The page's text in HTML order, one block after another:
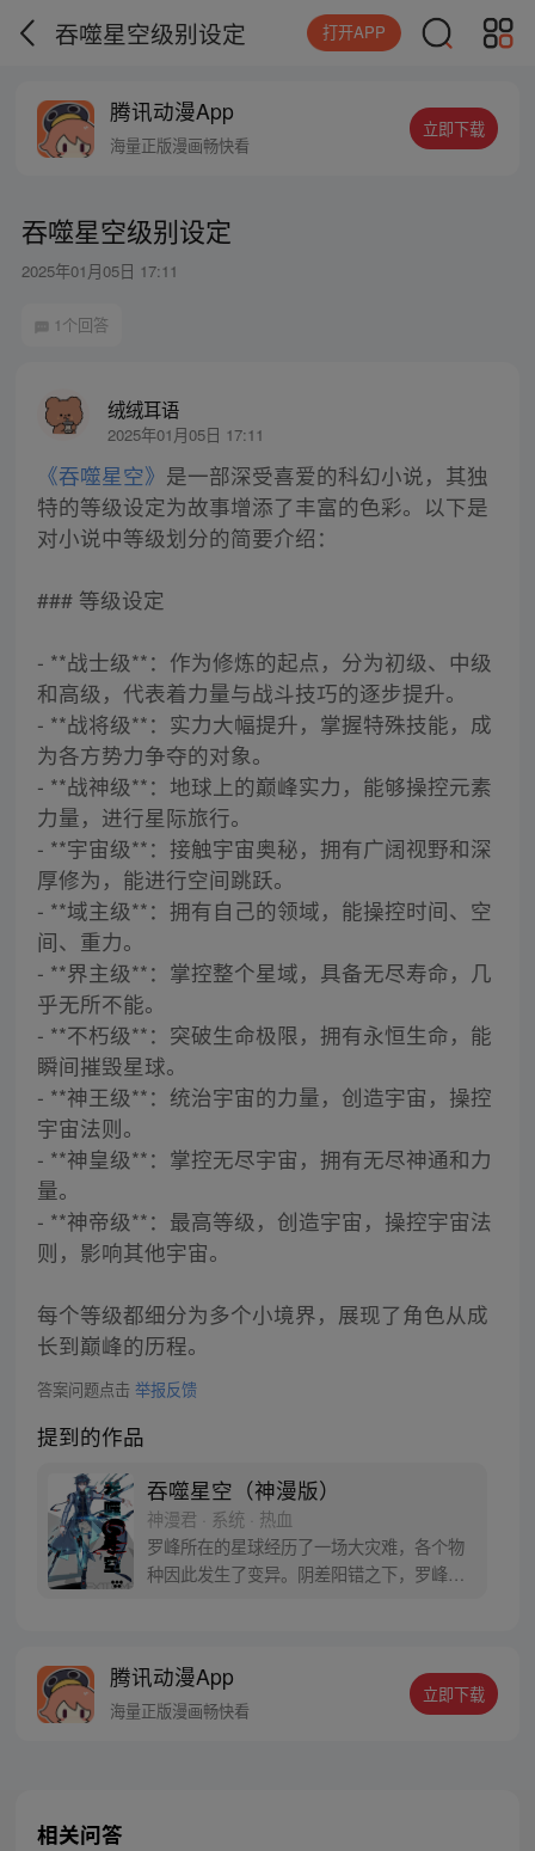
吞噬星空级别设定 打开APP
腾讯动漫App
海量正版漫画畅快看
立即下载
吞噬星空级别设定
2025年01月05日 17:11
1个回答
绒绒耳语
2025年01月05日 17:11
《吞噬星空》 是一部深受喜爱的科幻小说，其独
特的等级设定为故事增添了丰富的色彩。以下是
对小说中等级划分的简要介绍：
### 等级设定
- **战士级**：作为修炼的起点，分为初级、中级
和高级，代表着力量与战斗技巧的逐步提升。
- **战将级**：实力大幅提升，掌握特殊技能，成
为各方势力争夺的对象。
- **战神级**：地球上的巅峰实力，能够操控元素
力量，进行星际旅行。
- **宇宙级**：接触宇宙奥秘，拥有广阔视野和深
厚修为，能进行空间跳跃。
- **域主级**：拥有自己的领域，能操控时间、空
间、重力。
- **界主级**：掌控整个星域，具备无尽寿命，几
乎无所不能。
- **不朽级**：突破生命极限，拥有永恒生命，能
瞬间摧毁星球。
- **神王级**：统治宇宙的力量，创造宇宙，操控
宇宙法则。
- **神皇级**：掌控无尽宇宙，拥有无尽神通和力
量。
- **神帝级**：最高等级，创造宇宙，操控宇宙法
则，影响其他宇宙。
每个等级都细分为多个小境界，展现了角色从成
长到巅峰的历程。
答案问题点击 举报反馈
提到的作品
吞噬星空（神漫版）
神漫君 · 系统 · 热血
罗峰所在的星球经历了一场大灾难，各个物
种因此发生了变异。阴差阳错之下，罗峰得
取而代之，成为了新的星空吞噬巨兽，同时
还形成了人类分身。最终，罗峰迈出了他所
腾讯动漫App
海量正版漫画畅快看
立即下载
相关问答